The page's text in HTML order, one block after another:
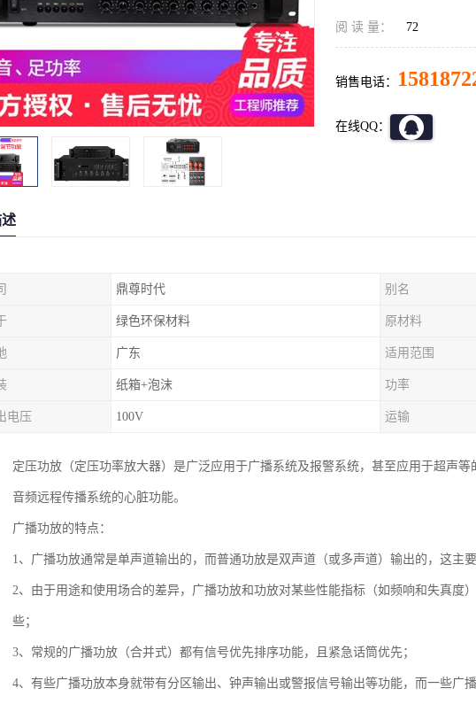
阅 读 量： 72
销售电话：
在线QQ：
鼎尊时代 别名
绿色环保材料 原材料
广东 适用范围
纸箱+泡沫 功率
电压 100V 运输
定压功放（定压功率放大器）是广泛应用于广播系统及报警系统，甚至应用于超声
音频远程传播系统的心脏功能。
广播功放的特点：
1、广播功放通常是单声道输出的，而普通功放是双声道（或多声道）输出的，这主
2、由于用途和使用场合的差异，广播功放和功放对某些性能指标（如频响和失真度
些；
3、常规的广播功放（合并式）都有信号优先排序功能，且紧急话筒优先；
4、有些广播功放本身就带有分区输出、钟声输出或警报信号输出等功能，而一些广